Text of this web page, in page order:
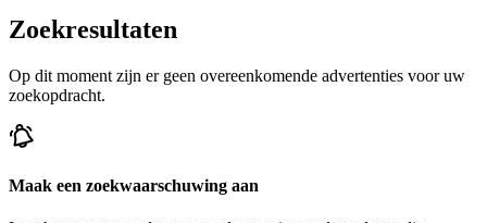
Volkswagen Typ 3C B6
Volkswagen Typ 431 B3
Volkswagen Typ 432 B3
Volkswagen models
Volkswagen Beetle
Volkswagen Corrado
Zoekresultaten
Op dit moment zijn er geen overeenkomende advertenties voor uw
zoekopdracht.
Maak een zoekwaarschuwing aan